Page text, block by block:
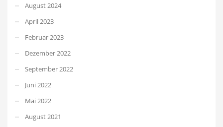
August 2024
April 2023
Februar 2023
Dezember 2022
September 2022
Juni 2022
Mai 2022
August 2021